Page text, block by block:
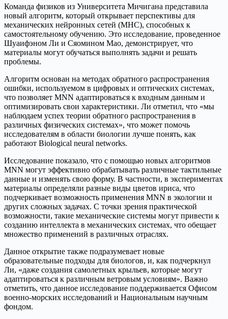
Команда физиков из Университета Мичигана представила
новый алгоритм, который открывает перспективы для
механических нейронных сетей (МНС), способных к
самостоятельному обучению. Это исследование, проведенное
Шуаифэном Ли и Сяомином Мао, демонстрирует, что
материалы могут обучаться выполнять задачи и решать
проблемы.
Алгоритм основан на методах обратного распространения
ошибки, используемом в цифровых и оптических системах,
что позволяет MNN адаптироваться к входным данным и
оптимизировать свои характеристики. Ли отметил, что «мы
наблюдаем успех теории обратного распространения в
различных физических системах», что может помочь
исследователям в области биологии лучше понять, как
работают Biological neural networks.
Исследование показало, что с помощью новых алгоритмов
MNN могут эффективно обрабатывать различные тактильные
данные и изменять свою форму. В частности, в экспериментах
материалы определяли разные виды цветов ириса, что
подчеркивает возможность применения MNN в экологии и
других сложных задачах. С точки зрения практической
возможности, такие механические системы могут привести к
созданию интеллекта в механических системах, что обещает
множество применений в различных отраслях.
Данное открытие также подразумевает новые
образовательные подходы для биологов, и, как подчеркнул
Ли, «даже создания самолетных крыльев, которые могут
адаптироваться к различным ветровым условиям». Важно
отметить, что данное исследование поддерживается Офисом
военно-морских исследований и Национальным научным
фондом.